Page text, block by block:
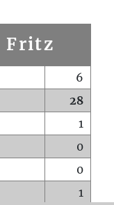
Fritz
6
28
1
0
0
1